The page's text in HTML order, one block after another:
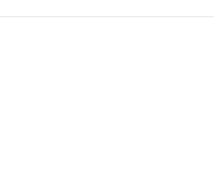
Tüm Ürünlerini Görüntüle